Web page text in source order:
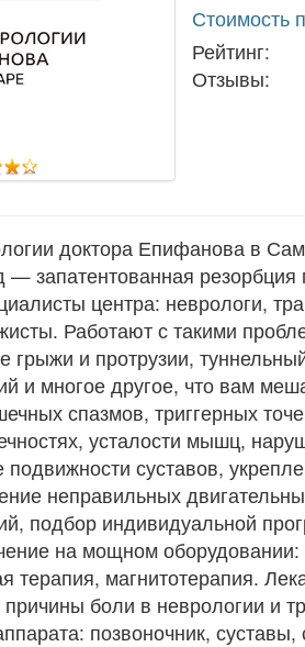
Стоимость
Рейтинг:
Отзывы:
доктора Епифанова в
— запатентованная
центра: неврологи,
Работают с такими
грыжи и протрузии,
и многое другое, что вам
спазмов, триггерных
усталости мышц,
подвижности суставов,
неправильных
подбор индивидуальной
на мощном
терапия, магнитотерапия.
боли в неврологии и
позвоночник,